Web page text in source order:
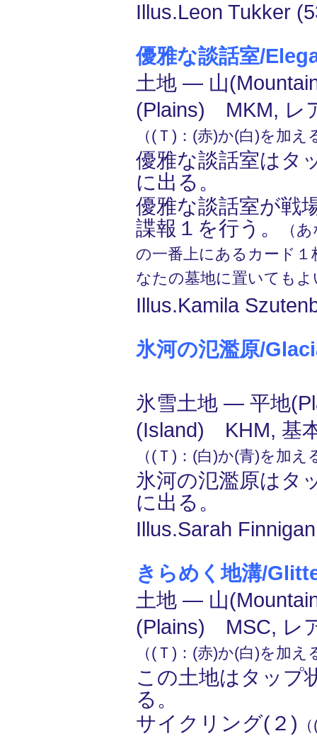
Illus.Leon Tukker
優雅な談話室/
土地 ― 山
(Plains) MKM, レ
（(Ｔ)：(赤)か(白)を加え
優雅な談話室はタ
に出る。
優雅な談話室が戦
諜報１を行う。
（
の一番上にあるカード
なたの墓地に置いてもよ
Illus.Kamila
氷河の氾濫原/
氷雪土地 ― 平地
(Island) KHM, 基
（(Ｔ)：(白)か(青)を加え
氷河の氾濫原はタ
に出る。
Illus.Sarah
きらめく地溝/
土地 ― 山
(Plains) MSC, レ
（(Ｔ)：(赤)か(白)を加え
この土地はタップ
る。
サイクリング(２)